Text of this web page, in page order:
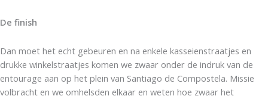
De finish
Dan moet het echt gebeuren en na enkele kasseienstraatjes en
drukke winkelstraatjes komen we zwaar onder de indruk van de
entourage aan op het plein van Santiago de Compostela. Missie
volbracht en we omhelsden elkaar en weten hoe zwaar het